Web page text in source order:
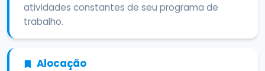
atividades constantes de seu programa de
trabalho.
Alocação